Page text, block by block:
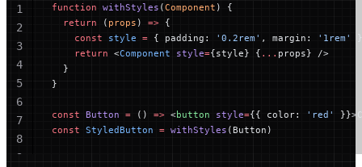
function withStyles (Component ) {
  return
( props ) => {
    const
style = { padding: '0.2rem' , margin: '1rem'
}
    return
<Component style={style} { ... props} />
  }
}
const Button = () => <button style={{ color: 'red'
const StyledButton = withStyles (Button)
1
2
3
4
5
6
7
8
9